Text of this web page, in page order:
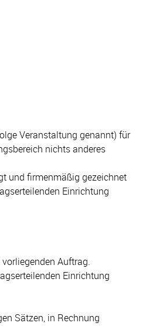
Veranstaltung genannt) für
nichts anderes
und firmenmäßig gezeichnet
Einrichtung
Auftrag.
Einrichtung
Sätzen, in Rechnung